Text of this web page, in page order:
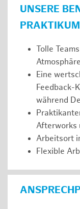
UNSERE
PRAKTIKUM
Tolle
Eine
Feedback-
während
Afterworks
Arbeitsort
Flexible